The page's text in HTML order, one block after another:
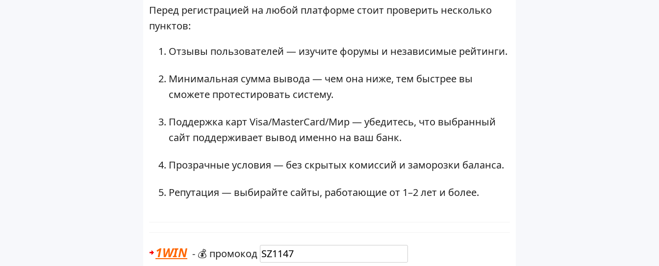
Перед регистрацией на любой платформе стоит проверить несколько
пунктов:
Отзывы пользователей — изучите форумы и независимые рейтинги.
Минимальная сумма вывода — чем она ниже, тем быстрее вы
сможете протестировать систему.
Поддержка карт Visa/MasterCard/Мир — убедитесь, что выбранный
сайт поддерживает вывод именно на ваш банк.
Прозрачные условия — без скрытых комиссий и заморозки баланса.
Репутация — выбирайте сайты, работающие от 1–2 лет и более.
1WIN - 💰 промокод